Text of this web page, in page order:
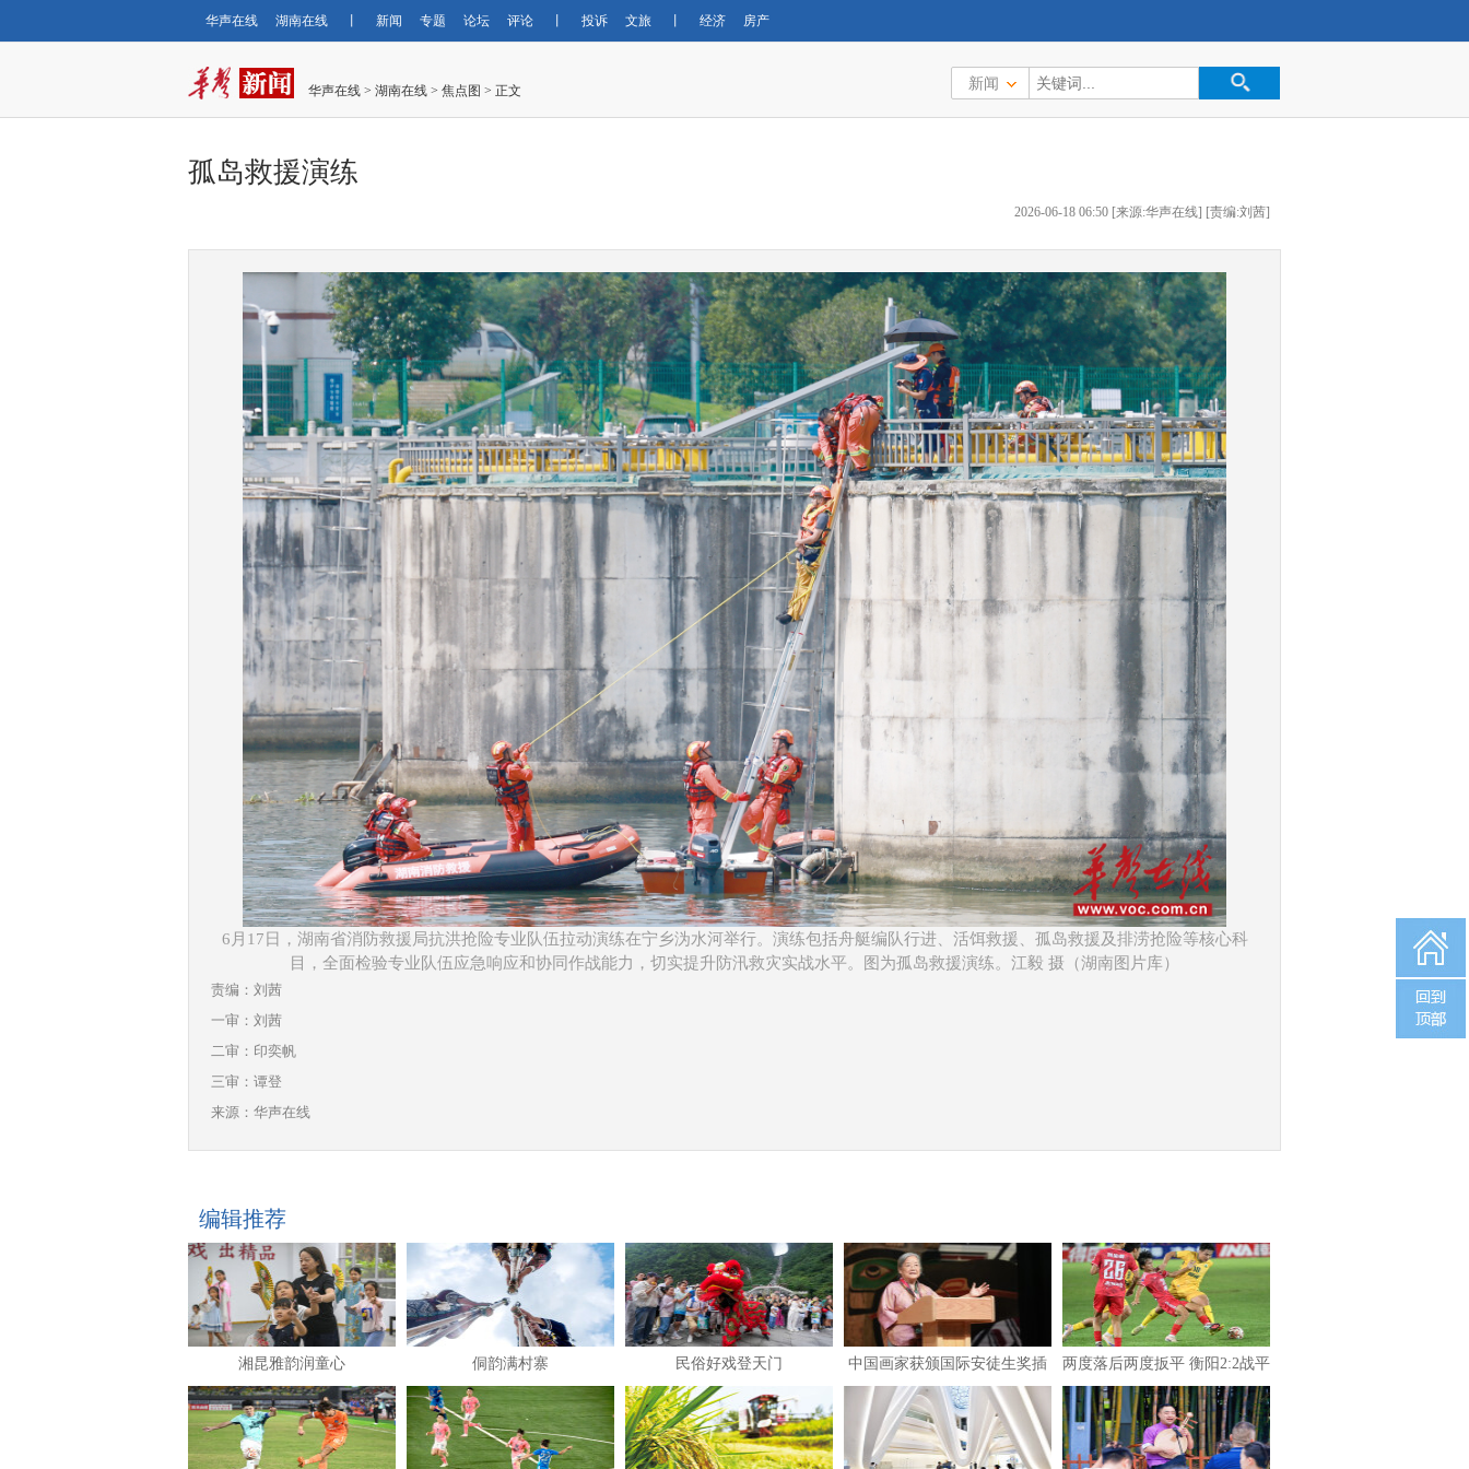
华声在线 湖南在线 新闻 专题 论坛 评论 投诉 文旅 经济 房产
华声在线 > 湖南在线 > 焦点图 > 正文 新闻
孤岛救援演练
2026-06-18 06:50 [来源:华声在线] [责编:刘茜]
​6月17日，湖南省消防救援局抗洪抢险专业队伍拉动演练在宁乡沩水河举行。演练包括舟艇编队行进、活饵救援、孤岛救援及排涝抢险等核心科
目，全面检验专业队伍应急响应和协同作战能力，切实提升防汛救灾实战水平。图为孤岛救援演练。江毅 摄（湖南图片库）
责编：刘茜
一审：刘茜
二审：印奕帆
三审：谭登
来源：华声在线
编辑推荐
湘昆雅韵润童心 侗韵满村寨 民俗好戏登天门
中国画家获颁国际安徒生奖插
画家奖
两度落后两度扳平 衡阳2:2战平
郴州